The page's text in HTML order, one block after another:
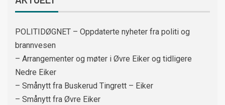
POLITIDØGNET – Oppdaterte nyheter fra politi og
brannvesen
– Arrangementer og møter i Øvre Eiker og tidligere
Nedre Eiker
– Smånytt fra Buskerud Tingrett – Eiker
– Smånytt fra Øvre Eiker